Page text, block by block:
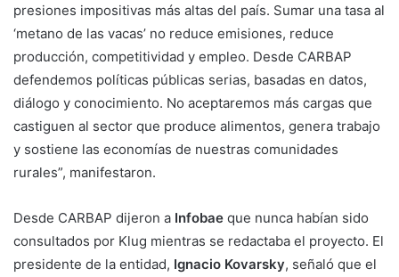
presiones impositivas más altas del país. Sumar una tasa al
‘metano de las vacas’ no reduce emisiones, reduce
producción, competitividad y empleo. Desde CARBAP
defendemos políticas públicas serias, basadas en datos,
diálogo y conocimiento. No aceptaremos más cargas que
castiguen al sector que produce alimentos, genera trabajo
y sostiene las economías de nuestras comunidades
rurales”, manifestaron.
Desde CARBAP dijeron a Infobae que nunca habían sido
consultados por Klug mientras se redactaba el proyecto. El
presidente de la entidad, Ignacio Kovarsky, señaló que el